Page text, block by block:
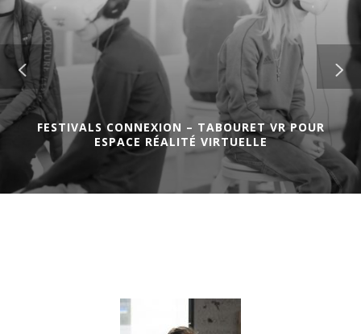
FESTIVALS CONNEXION – TABOURET VR POUR
ESPACE RÉALITÉ VIRTUELLE